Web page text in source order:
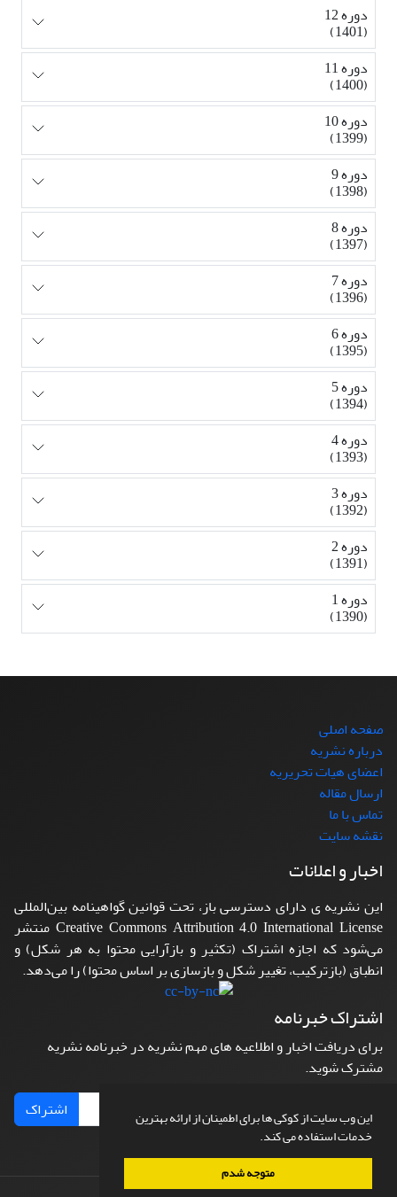
این وب سایت از کوکی ها برای اطمینان از ارائه بهترین
خدمات استفاده می کند.
متوجه شدم
دوره 12
(1401)
دوره 11
(1400)
دوره 10
(1399)
دوره 9
(1398)
دوره 8
(1397)
دوره 7
(1396)
دوره 6
(1395)
دوره 5
(1394)
دوره 4
(1393)
دوره 3
(1392)
دوره 2
(1391)
دوره 1
(1390)
صفحه اصلی
درباره نشریه
اعضای هیات تحریریه
ارسال مقاله
تماس با ما
نقشه سایت
اخبار و اعلانات
این نشریه ی دارای دسترسی باز، تحت قوانین گواهینامه بین‌المللی
Creative Commons Attribution 4.0 International License منتشر
می‌شود که اجازه اشتراک (تکثیر و بازآرایی محتوا به هر شکل) و
انطباق (بازترکیب، تغییر شکل و بازسازی بر اساس محتوا) را می‌دهد.
اشتراک خبرنامه
برای دریافت اخبار و اطلاعیه های مهم نشریه در خبرنامه نشریه
مشترک شوید.
اشتراک